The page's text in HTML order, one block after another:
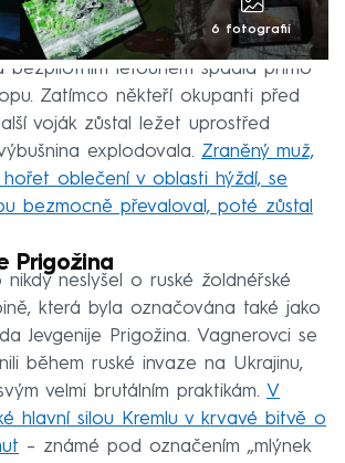
6 fotografií
bezpilotním letounem spadla přímo
Zatímco někteří okupanti před
voják zůstal ležet uprostřed
explodovala. Zraněný muž,
oblečení v oblasti hýždí, se
bezmocně převaloval, poté zůstal
Prigožina
neslyšel o ruské žoldnéřské
která byla označována také jako
Jevgenije Prigožina. Vagnerovci se
během ruské invaze na Ukrajinu,
velmi brutálním praktikám. V
hlavní silou Kremlu v krvavé bitvě o
– známé pod označením „mlýnek